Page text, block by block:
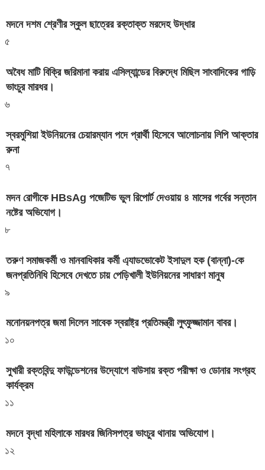
মদনে দশম শ্রেণীর স্কুল ছাত্রের রক্তাক্ত মরদেহ উদ্ধার
৫
অবৈধ মাটি বিক্রি জরিমানা করায় এসিল্যান্ডের বিরুদ্ধে মিছিল সাংবাদিকের গাড়ি
ভাংচুর মারধর।
৬
স্বরমুশিয়া ইউনিয়নের চেয়ারম্যান পদে প্রার্থী হিসেবে আলোচনায় লিপি আক্তার
রুনা
৭
মদন রোগীকে HBsAg পজেটিভ ভুল রিপোর্ট দেওয়ায় ৪ মাসের গর্বের সন্তান
নষ্টের অভিযোগ।
৮
তরুণ সমাজকর্মী ও মানবাধিকার কর্মী এ্যাডভোকেট ইসাদুল হক (বান্না)-কে
জনপ্রতিনিধি হিসেবে দেখতে চায় পেড়িখালী ইউনিয়নের সাধারণ মানুষ
৯
মনোনয়নপত্র জমা দিলেন সাবেক স্বরাষ্ট্র প্রতিমন্ত্রী লুৎফুজ্জামান বাবর।
১০
সুখারী রক্তবিন্দু ফাউন্ডেশনের উদ্যোগে বাউসায় রক্ত পরীক্ষা ও ডোনার সংগ্রহ
কার্যক্রম
১১
মদনে বৃদ্ধা মহিলাকে মারধর জিনিসপত্র ভাংচুর থানায় অভিযোগ।
১২